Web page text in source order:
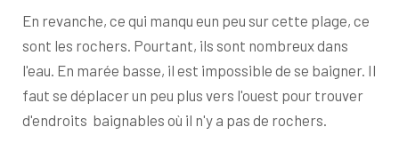
En revanche, ce qui manqu eun peu sur cette plage, ce
sont les rochers. Pourtant, ils sont nombreux dans
l'eau. En marée basse, il est impossible de se baigner. Il
faut se déplacer un peu plus vers l'ouest pour trouver
d'endroits baignables où il n'y a pas de rochers.